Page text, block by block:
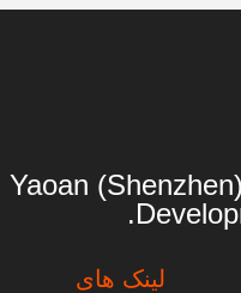
Yaoan
لینک های